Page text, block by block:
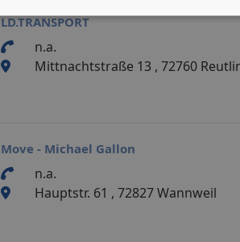
LD.TRANSPORT
n.a.
Mittnachtstraße 13 , 72760
Move - Michael Gallon
n.a.
Hauptstr. 61 , 72827 Wannweil